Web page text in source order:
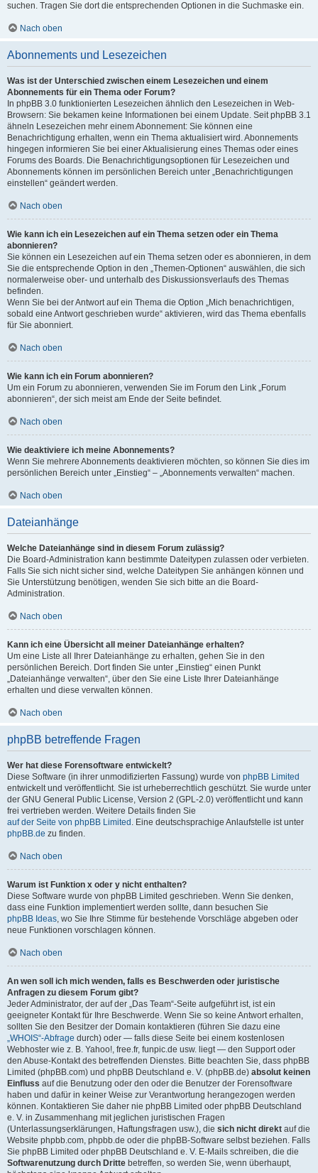
suchen. Tragen Sie dort die entsprechenden Optionen in die Suchmaske ein.
Nach oben
Abonnements und Lesezeichen
Was ist der Unterschied zwischen einem Lesezeichen und einem
Abonnements für ein Thema oder Forum?
In phpBB 3.0 funktionierten Lesezeichen ähnlich den Lesezeichen in Web-
Browsern: Sie bekamen keine Informationen bei einem Update. Seit phpBB 3.1
ähneln Lesezeichen mehr einem Abonnement: Sie können eine
Benachrichtigung erhalten, wenn ein Thema aktualisiert wird. Abonnements
hingegen informieren Sie bei einer Aktualisierung eines Themas oder eines
Forums des Boards. Die Benachrichtigungsoptionen für Lesezeichen und
Abonnements können im persönlichen Bereich unter „Benachrichtigungen
einstellen“ geändert werden.
Nach oben
Wie kann ich ein Lesezeichen auf ein Thema setzen oder ein Thema
abonnieren?
Sie können ein Lesezeichen auf ein Thema setzen oder es abonnieren, in dem
Sie die entsprechende Option in den „Themen-Optionen“ auswählen, die sich
normalerweise ober- und unterhalb des Diskussionsverlaufs des Themas
befinden.
Wenn Sie bei der Antwort auf ein Thema die Option „Mich benachrichtigen,
sobald eine Antwort geschrieben wurde“ aktivieren, wird das Thema ebenfalls
für Sie abonniert.
Nach oben
Wie kann ich ein Forum abonnieren?
Um ein Forum zu abonnieren, verwenden Sie im Forum den Link „Forum
abonnieren“, der sich meist am Ende der Seite befindet.
Nach oben
Wie deaktiviere ich meine Abonnements?
Wenn Sie mehrere Abonnements deaktivieren möchten, so können Sie dies im
persönlichen Bereich unter „Einstieg“ – „Abonnements verwalten“ machen.
Nach oben
Dateianhänge
Welche Dateianhänge sind in diesem Forum zulässig?
Die Board-Administration kann bestimmte Dateitypen zulassen oder verbieten.
Falls Sie sich nicht sicher sind, welche Dateitypen Sie anhängen können und
Sie Unterstützung benötigen, wenden Sie sich bitte an die Board-
Administration.
Nach oben
Kann ich eine Übersicht all meiner Dateianhänge erhalten?
Um eine Liste all Ihrer Dateianhänge zu erhalten, gehen Sie in den
persönlichen Bereich. Dort finden Sie unter „Einstieg“ einen Punkt
„Dateianhänge verwalten“, über den Sie eine Liste Ihrer Dateianhänge
erhalten und diese verwalten können.
Nach oben
phpBB betreffende Fragen
Wer hat diese Forensoftware entwickelt?
Diese Software (in ihrer unmodifizierten Fassung) wurde von phpBB Limited
entwickelt und veröffentlicht. Sie ist urheberrechtlich geschützt. Sie wurde unter
der GNU General Public License, Version 2 (GPL-2.0) veröffentlicht und kann
frei vertrieben werden. Weitere Details finden Sie
auf der Seite von phpBB Limited . Eine deutschsprachige Anlaufstelle ist unter
phpBB.de zu finden.
Nach oben
Warum ist Funktion x oder y nicht enthalten?
Diese Software wurde von phpBB Limited geschrieben. Wenn Sie denken,
dass eine Funktion implementiert werden sollte, dann besuchen Sie
phpBB Ideas, wo Sie Ihre Stimme für bestehende Vorschläge abgeben oder
neue Funktionen vorschlagen können.
Nach oben
An wen soll ich mich wenden, falls es Beschwerden oder juristische
Anfragen zu diesem Forum gibt?
Jeder Administrator, der auf der „Das Team“-Seite aufgeführt ist, ist ein
geeigneter Kontakt für Ihre Beschwerde. Wenn Sie so keine Antwort erhalten,
sollten Sie den Besitzer der Domain kontaktieren (führen Sie dazu eine
„WHOIS“-Abfrage durch) oder — falls diese Seite bei einem kostenlosen
Webhoster wie z. B. Yahoo!, free.fr, funpic.de usw. liegt — den Support oder
den Abuse-Kontakt des betreffenden Dienstes. Bitte beachten Sie, dass phpBB
Limited (phpBB.com) und phpBB Deutschland e. V. (phpBB.de) absolut keinen
Einfluss auf die Benutzung oder den oder die Benutzer der Forensoftware
haben und dafür in keiner Weise zur Verantwortung herangezogen werden
können. Kontaktieren Sie daher nie phpBB Limited oder phpBB Deutschland
e. V. in Zusammenhang mit jeglichen juristischen Fragen
(Unterlassungserklärungen, Haftungsfragen usw.), die sich nicht direkt auf die
Website phpbb.com, phpbb.de oder die phpBB-Software selbst beziehen. Falls
Sie phpBB Limited oder phpBB Deutschland e. V. E-Mails schreiben, die die
Softwarenutzung durch Dritte betreffen, so werden Sie, wenn überhaupt,